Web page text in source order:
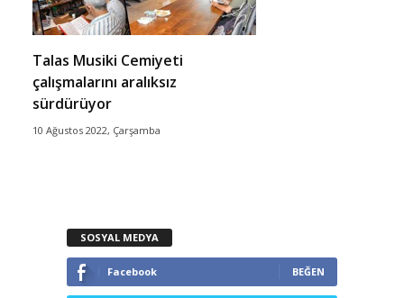
Talas Musiki Cemiyeti
çalışmalarını aralıksız
sürdürüyor
10 Ağustos 2022, Çarşamba
SOSYAL MEDYA
Facebook BEĞEN